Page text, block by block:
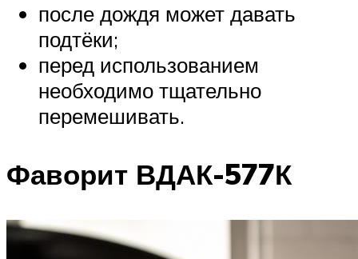
после дождя может давать
подтёки;
перед использованием
необходимо тщательно
перемешивать.
Фаворит ВДАК-577К